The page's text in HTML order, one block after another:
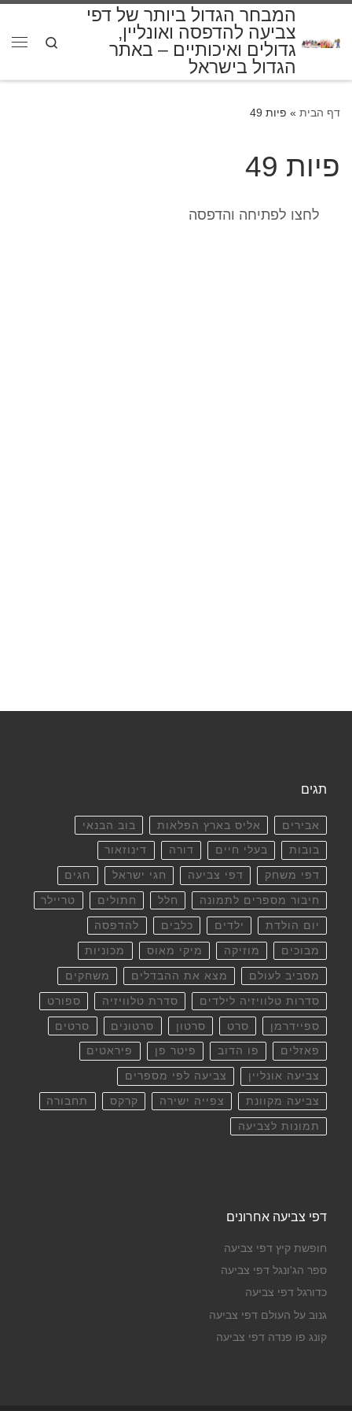
המבחר הגדול ביותר של דפי
צביעה להדפסה ואונליין,
גדולים ואיכותיים – באתר
הגדול בישראל
Search
דף הבית » פיות 49
פיות 49
לחצו לפתיחה והדפסה
תגים
אבירים אליס בארץ הפלאות בוב הבנאי
בובות בעלי חיים דורה דינוזאור
דפי משחק דפי צביעה חגי ישראל חגים
חיבור מספרים לתמונה חלל חתולים טריילר
יום הולדת ילדים כלבים להדפסה
מבוכים מוזיקה מיקי מאוס מכוניות
מסביב לעולם מצא את ההבדלים משחקים
סדרות טלוויזיה לילדים סדרת טלוויזיה ספורט
ספיידרמן סרט סרטון סרטונים סרטים
פאזלים פו הדוב פיטר פן פיראטים
צביעה אונליין צביעה לפי מספרים
צביעה מקוונת צפייה ישירה קרקס תחבורה
תמונות לצביעה
דפי צביעה אחרונים
חופשת קיץ דפי צביעה
ספר הג'ונגל דפי צביעה
כדורגל דפי צביעה
גנוב על העולם דפי צביעה
קונג פו פנדה דפי צביעה